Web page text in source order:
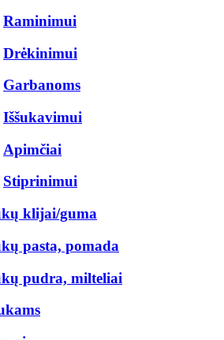
Raminimui
Drėkinimui
Garbanoms
Iššukavimui
Apimčiai
Stiprinimui
klijai/guma
pasta, pomada
pudra, milteliai